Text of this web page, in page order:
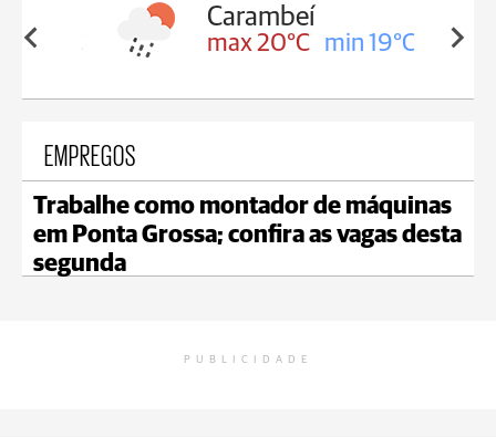
19°C
Carambeí
max 20°C min 19°C
EMPREGOS
Trabalhe como montador de máquinas
em Ponta Grossa; confira as vagas desta
segunda
PUBLICIDADE